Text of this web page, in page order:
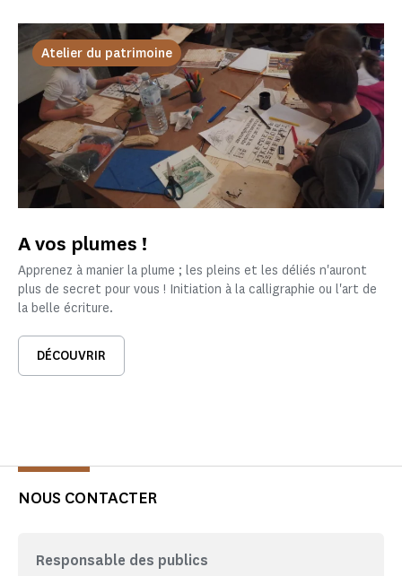
Atelier du patrimoine
A vos plumes !
Apprenez à manier la plume ; les pleins et les déliés n'auront
plus de secret pour vous ! Initiation à la calligraphie ou l'art de
la belle écriture.
DÉCOUVRIR
NOUS CONTACTER
Responsable des publics